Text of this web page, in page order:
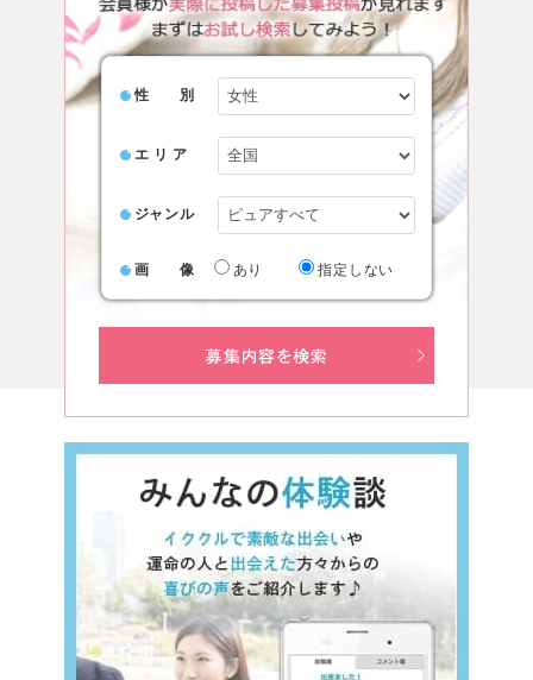
性 別
エ リ ア
ジャンル
画 像 あり 指定しない